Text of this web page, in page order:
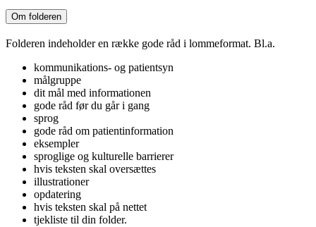
Om folderen
Folderen indeholder en række gode råd i lommeformat. Bl.a.
kommunikations- og patientsyn
målgruppe
dit mål med informationen
gode råd før du går i gang
sprog
gode råd om patientinformation
eksempler
sproglige og kulturelle barrierer
hvis teksten skal oversættes
illustrationer
opdatering
hvis teksten skal på nettet
tjekliste til din folder.